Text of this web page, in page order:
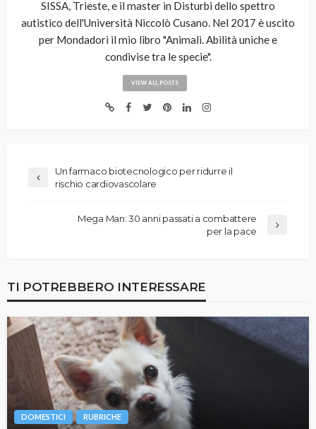
SISSA, Trieste, e il master in Disturbi dello spettro
autistico dell'Università Niccolò Cusano. Nel 2017 è uscito
per Mondadori il mio libro "Animali. Abilità uniche e
condivise tra le specie".
VIEW ALL POSTS
Un farmaco biotecnologico per ridurre il
rischio cardiovascolare
Mega Man: 30 anni passati a combattere
per la pace
TI POTREBBERO INTERESSARE
DOMESTICI RUBRICHE